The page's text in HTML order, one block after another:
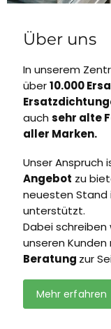
Über uns
In unserem
über10.000
auch sehr alte
aller Marken.
Unser Anspruch
Angebot zu
neuesten
unterstützt.
Dabei schreiben
unseren
Beratung zur
Mehr erfahren